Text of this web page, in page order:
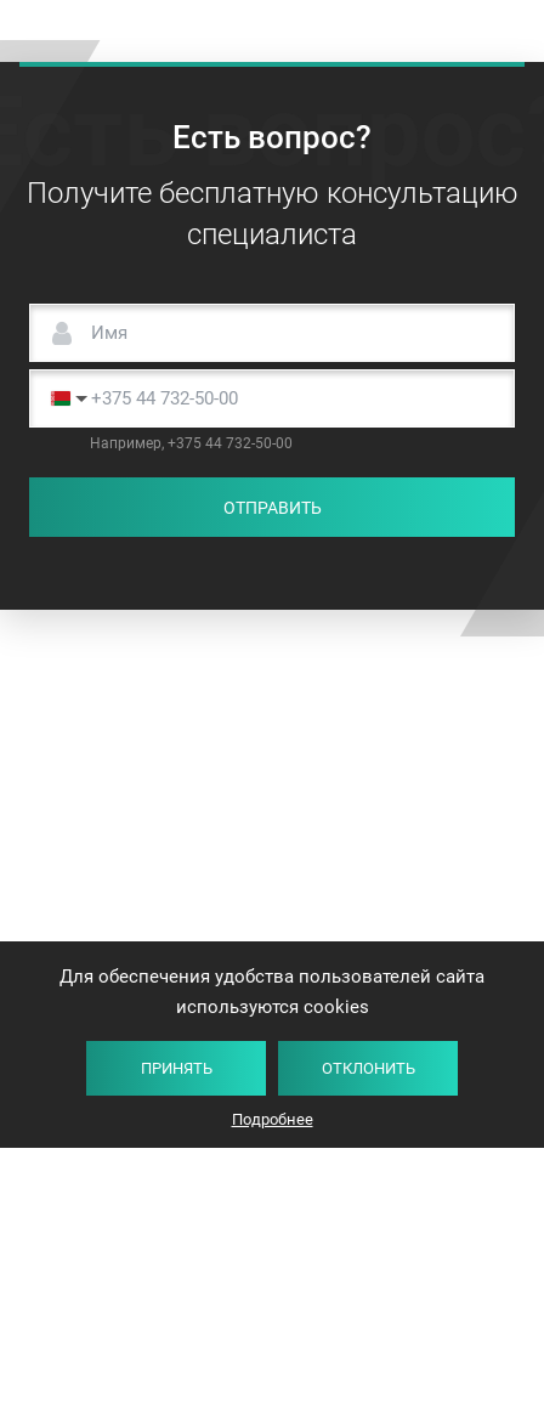
Есть вопрос?
Получите бесплатную консультацию
специалиста
Например, +375 44 732-50-00
ОТПРАВИТЬ
Для обеспечения удобства пользователей сайта
используются cookies
ПРИНЯТЬ ОТКЛОНИТЬ
Подробнее